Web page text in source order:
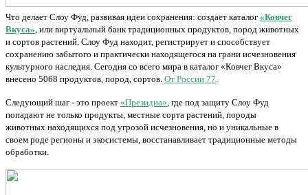
Что делает Слоу Фуд, развивая идеи сохранения: создает каталог «Ковчег
Вкуса» , или виртуальный банк традиционных продуктов, пород животных
и сортов растений. Слоу Фуд находит, регистрирует и способствует
сохранению забытого и практически находящегося на грани исчезновения
культурного наследия. Сегодня со всего мира в каталог «Ковчег Вкуса»
внесено 5068 продуктов, пород, сортов. От России 77
Следующий шаг - это проект «Президиа» , где под защиту Слоу Фуд
попадают не только продукты, местные сорта растений, породы
животных находящихся под угрозой исчезновения, но и уникальные в
своем роде регионы и экосистемы, восстанавливает традиционные методы
обработки.